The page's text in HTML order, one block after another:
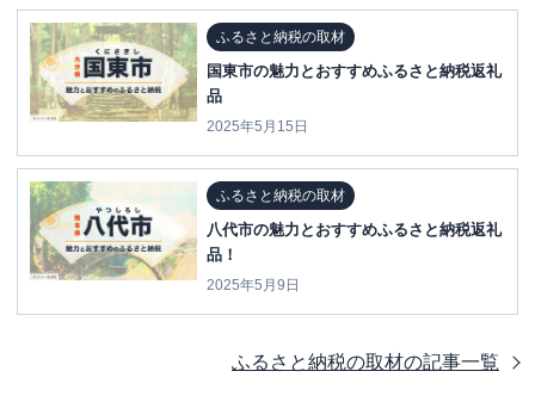
ふるさと納税の取材
国東市の魅力とおすすめふるさと納税返礼
品
2025年5月15日
ふるさと納税の取材
八代市の魅力とおすすめふるさと納税返礼
品！
2025年5月9日
ふるさと納税の取材の記事一覧